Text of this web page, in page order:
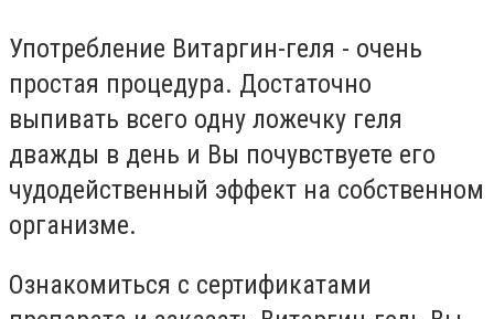
Употребление Витаргин-геля - очень
простая процедура. Достаточно
выпивать всего одну ложечку геля
дважды в день и Вы почувствуете его
чудодейственный эффект на собственном
организме.
Ознакомиться с сертификатами